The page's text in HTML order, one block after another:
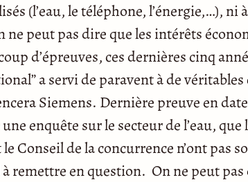
(l’eau, le téléphone, l’énergie,…),
ne peut pas dire que les intérêts
d’épreuves, ces dernières cinq
a servi de paravent à de
Siemens. Dernière preuve en
enquête sur le secteur de l’eau,
Conseil de la concurrence n’ont pas
remettre en question. On ne peut